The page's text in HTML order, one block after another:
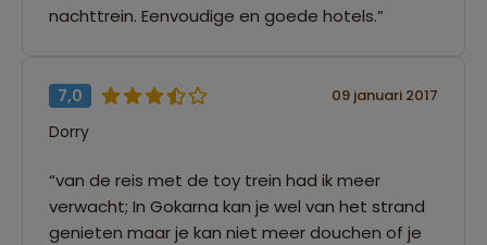
nachttrein. Eenvoudige en goede hotels.”
7,0 09 januari 2017
Dorry
“van de reis met de toy trein had ik meer
verwacht; In Gokarna kan je wel van het strand
genieten maar je kan niet meer douchen of je